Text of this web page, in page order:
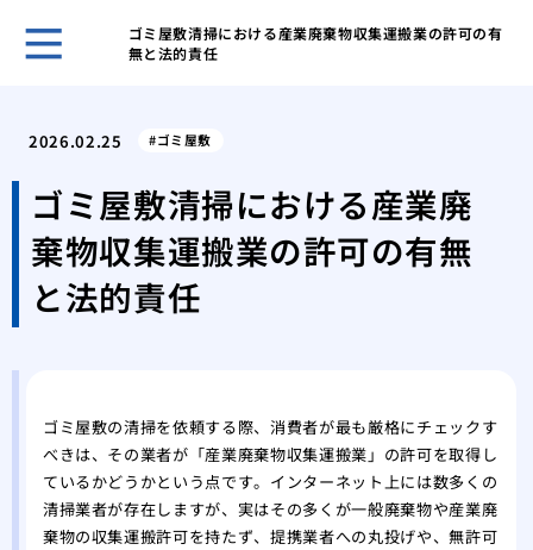
ゴミ屋敷清掃における産業廃棄物収集運搬業の許可の有
無と法的責任
ゴ
が
ゴ
家
2026.02.25 ゴミ屋敷
ゴミ屋敷清掃における産業廃
棄物収集運搬業の許可の有無
と法的責任
ゴミ屋敷の清掃を依頼する際、消費者が最も厳格にチェックす
べきは、その業者が「産業廃棄物収集運搬業」の許可を取得し
ているかどうかという点です。インターネット上には数多くの
清掃業者が存在しますが、実はその多くが一般廃棄物や産業廃
棄物の収集運搬許可を持たず、提携業者への丸投げや、無許可